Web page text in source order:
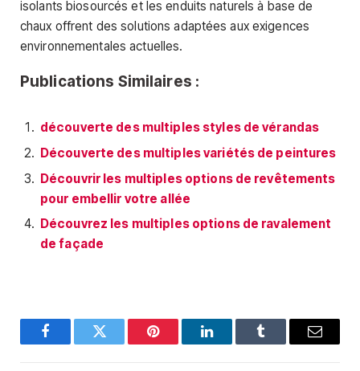
isolants biosourcés et les enduits naturels à base de
chaux offrent des solutions adaptées aux exigences
environnementales actuelles.
Publications Similaires :
découverte des multiples styles de vérandas
Découverte des multiples variétés de peintures
Découvrir les multiples options de revêtements
pour embellir votre allée
Découvrez les multiples options de ravalement
de façade
FacebookTwitter Pinterest LinkedInTumblr
E-